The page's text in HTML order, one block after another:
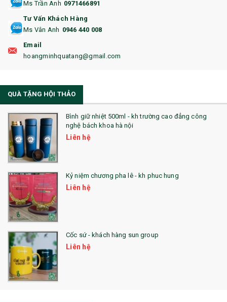
18. ẤM CHÉN QUÀ TẶNG
19. ĐỒNG HỒ TREO TƯỜNG
22. ĐỒNG HỒ ĐỂ BÀN
23. QÙA TẶNG ĐỘC ĐÁO
24. QÙA TẶNG PHA LÊ
25. QUÀ TẶNG GLASSLOCK
26. QUÀ TẶNG LUMINARC
28. BỘ ĐỒ ĂN CAO CẤP
29. MÓC KHOÁ
31. TÚI VẢI KHÔNG DỆT
32. TÚI VẢI BỐ
33. MŨ LƯỠI TRAI
Ms Trần Anh 0971466891
Tư Vấn Khách Hàng
Ms Vân Anh 0946 440 008
Email
hoangminhquatang@gmail.com
QUÀ TẶNG HỘI THẢO
Bình giữ nhiệt 500ml - kh trường cao đẳng công
nghệ bách khoa hà nội
Liên hệ
Kỷ niệm chương pha lê - kh phuc hung
Liên hệ
Cốc sứ - khách hàng sun group
Liên hệ